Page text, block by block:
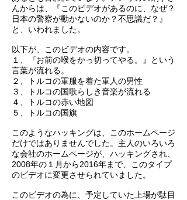
んからは、『このビデオがあるのに、なぜ？
日本の警察が動かないのか？不思議だ？』
と、いわれました。
以下が、このビデオの内容です。
１、『お前の喉をかっ切ってやる。』という
言葉が流れる。
２、トルコの軍服を着た軍人の男性
３、トルコの国歌らしき音楽が流れる
４、トルコの赤い地図
５、トルコの国旗
このようなハッキングは、このホームページ
だけではありませんでした。主人のいろいろ
な会社のホームページが、ハッキングされ、
2008年の１月から2016年まで、このタイプ
のビデオに変更させられていました。
このビデオの為に、予定していた上場が駄目